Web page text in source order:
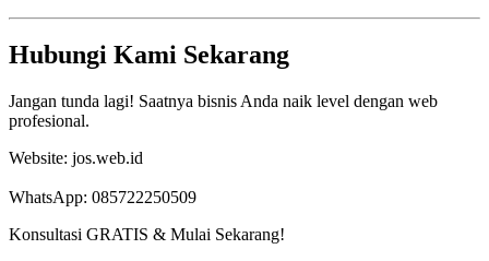
Hubungi Kami Sekarang
Jangan tunda lagi! Saatnya bisnis Anda naik level dengan web
profesional.
Website: jos.web.id
WhatsApp: 085722250509
Konsultasi GRATIS & Mulai Sekarang!